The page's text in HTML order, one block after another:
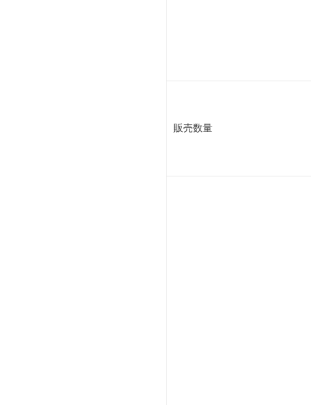
販売数量